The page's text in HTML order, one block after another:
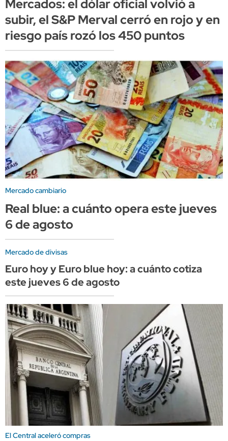
Mercados: el dólar oficial volvió a
subir, el S&P Merval cerró en rojo y en
riesgo país rozó los 450 puntos
Mercado cambiario
Real blue: a cuánto opera este jueves
6 de agosto
Mercado de divisas
Euro hoy y Euro blue hoy: a cuánto cotiza
este jueves 6 de agosto
El Central aceleró compras